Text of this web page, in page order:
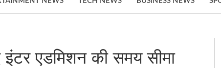
एडमिशन की समय सीमा